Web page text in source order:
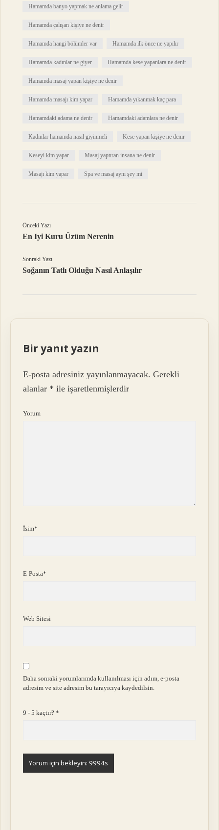
Hamamda banyo yapmak ne anlama gelir
Hamamda çalışan kişiye ne denir
Hamamda hangi bölümler var Hamamda ilk önce ne yapılır
Hamamda kadınlar ne giyer Hamamda kese yapanlara ne denir
Hamamda masaj yapan kişiye ne denir
Hamamda masajı kim yapar Hamamda yıkanmak kaç para
Hamamdaki adama ne denir Hamamdaki adamlara ne denir
Kadınlar hamamda nasıl giyinmeli Kese yapan kişiye ne denir
Keseyi kim yapar Masaj yaptıran insana ne denir
Masajı kim yapar Spa ve masaj aynı şey mi
Önceki Yazı
En Iyi Kuru Üzüm Nerenin
Sonraki Yazı
Soğanın Tatlı Olduğu Nasıl Anlaşılır
Bir yanıt yazın
E-posta adresiniz yayınlanmayacak. Gerekli
alanlar * ile işaretlenmişlerdir
Yorum
İsim*
E-Posta*
Web Sitesi
Daha sonraki yorumlarımda kullanılması için adım, e-posta
adresim ve site adresim bu tarayıcıya kaydedilsin.
9 - 5 kaçtır?*